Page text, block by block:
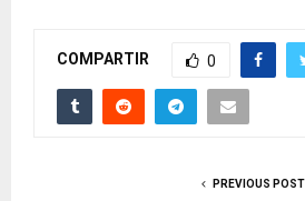
COMPARTIR 0
PREVIOUS POST